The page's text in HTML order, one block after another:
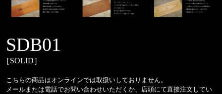
SDB01
［SOLID］
こちらの商品はオンラインでは取扱いしておりません。
メールまたは電話でお問い合わせいただくか、店頭にて直接注文してい